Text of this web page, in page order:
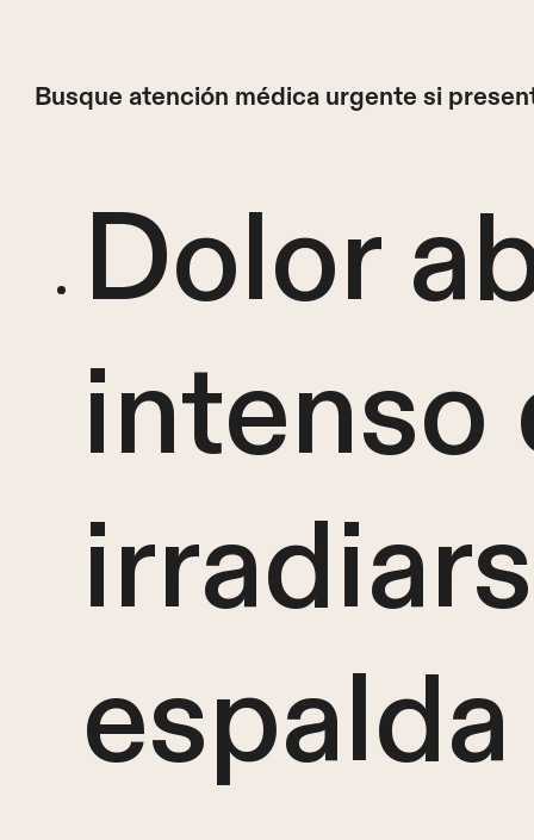
Busque atención médica urgente si
Dolor
intenso